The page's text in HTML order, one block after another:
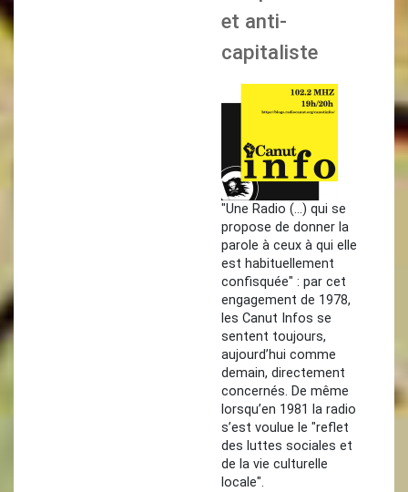
et anti-
capitaliste
"Une Radio (…) qui se
propose de donner la
parole à ceux à qui elle
est habituellement
confisquée" : par cet
engagement de 1978,
les Canut Infos se
sentent toujours,
aujourd’hui comme
demain, directement
concernés. De même
lorsqu’en 1981 la radio
s’est voulue le "reflet
des luttes sociales et
de la vie culturelle
locale".